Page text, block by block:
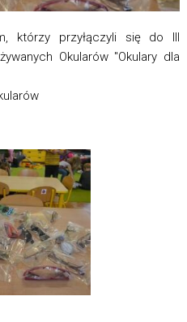
którzy przyłączyli się do III
Okularów "Okulary dla